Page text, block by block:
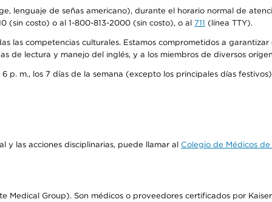
lenguaje de señas americano), durante el horario normal de
(sin costo) o al 1-800-813-2000 (sin costo), o al 711 (línea TTY).
competencias culturales. Estamos comprometidos a garantizar
de lectura y manejo del inglés, y a los miembros de diversos
p. m., los 7 días de la semana (excepto los principales días
y las acciones disciplinarias, puede llamar al Colegio de Médicos
Group). Son médicos o proveedores certificados por